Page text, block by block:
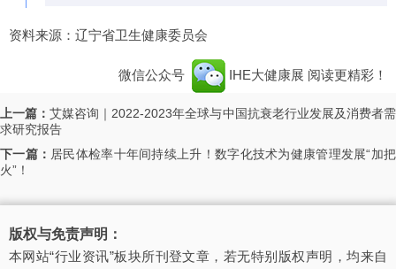
资料来源：辽宁省卫生健康委员会
微信公众号 IHE大健康展 阅读更精彩！
上一篇：艾媒咨询｜2022-2023年全球与中国抗衰老行业发展及消费者需
求研究报告
下一篇： 居民体检率十年间持续上升！数字化技术为健康管理发展“加把
火”！
版权与免责声明：
本网站“行业资讯”板块所刊登文章，若无特别版权声明，均来自